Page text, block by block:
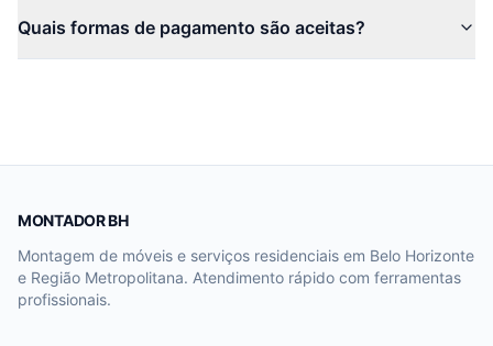
Quais formas de pagamento são aceitas?
MONTADOR BH
Montagem de móveis e serviços residenciais em Belo Horizonte
e Região Metropolitana. Atendimento rápido com ferramentas
profissionais.